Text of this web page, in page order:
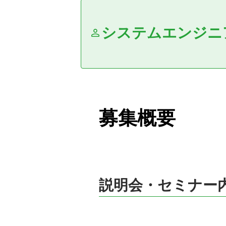
システムエンジニ
募集概要
説明会・セミナー